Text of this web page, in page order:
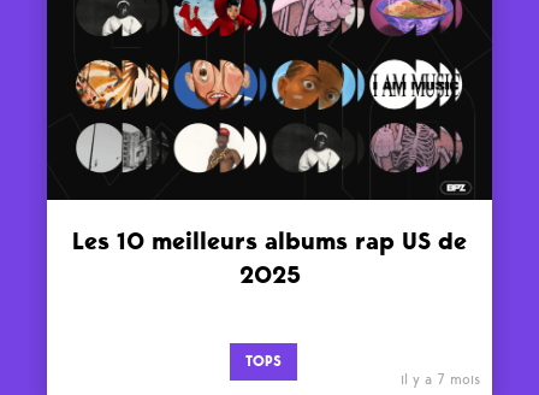
Les 10 meilleurs albums rap US de
2025
TOPS
il y a 7 mois